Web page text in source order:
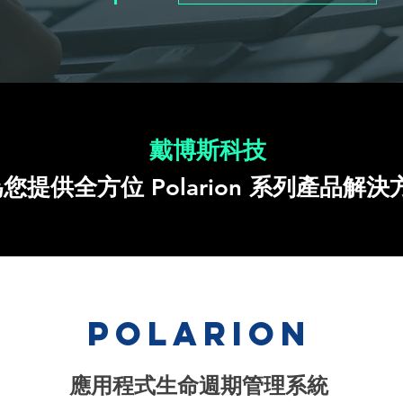
戴博斯科技
提供全方位 Polarion 系列產品解決
Polarion
​應用程式生命週期管理系統